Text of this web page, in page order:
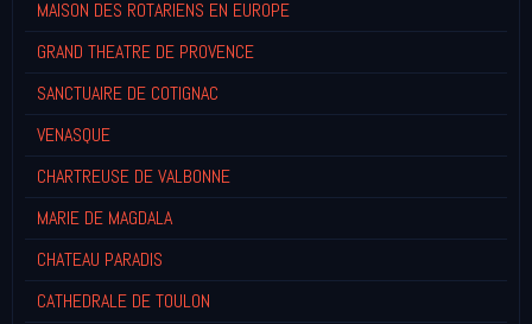
MAISON DES ROTARIENS EN EUROPE
GRAND THEATRE DE PROVENCE
SANCTUAIRE DE COTIGNAC
VENASQUE
CHARTREUSE DE VALBONNE
MARIE DE MAGDALA
CHATEAU PARADIS
CATHEDRALE DE TOULON